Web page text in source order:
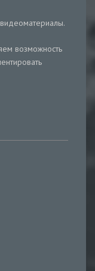
возможность